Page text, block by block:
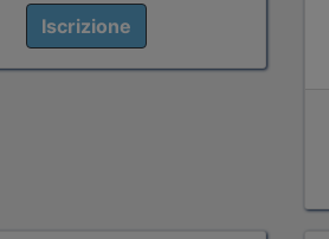
Iscrizione